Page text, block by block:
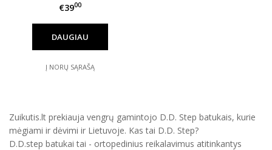
€3900
DAUGIAU
Į NORŲ SĄRAŠĄ
Zuikutis.lt prekiauja vengrų gamintojo D.D. Step batukais, kurie
mėgiami ir dėvimi ir Lietuvoje. Kas tai D.D. Step?
D.D.step batukai tai - ortopedinius reikalavimus atitinkantys